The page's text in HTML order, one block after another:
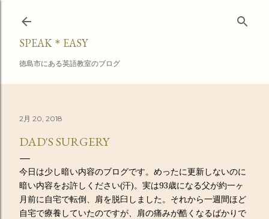
スキップしてメイン コンテンツに移動
SPEAK＊EASY
徳島市にある英語教室のブログ
2月 20, 2018
DAD'S SURGERY
今日は少し暗い内容のブログです。めったに更新しないのに
暗い内容をお許しください(汗)。実は93歳になる父が約一ヶ
月前に自宅で転倒、肩を脱臼しました。それから一週間ほど
自宅で療養していたのですが、肩の痛みが酷くなるばかりで